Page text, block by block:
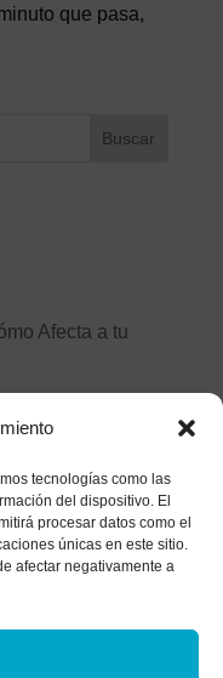
tecnologías como las
del dispositivo. El
procesar datos como el
únicas en este sitio.
afectar negativamente a
que pasa,
Buscar
Afecta a tu
microscopio: el
el amor
por qué
vuelve más
funcional y